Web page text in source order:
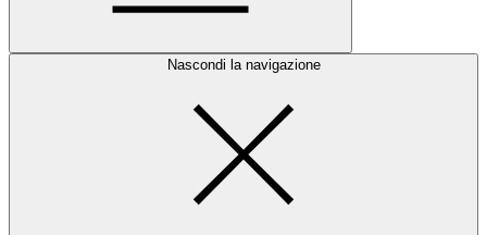
Nascondi la navigazione